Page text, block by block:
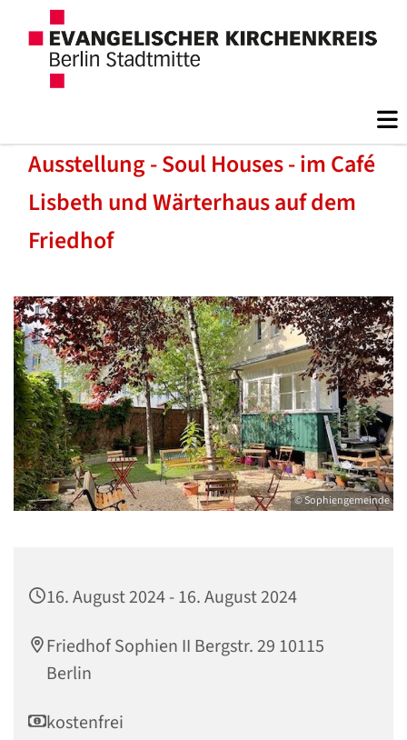
Ausstellung - Soul Houses - im Café
Lisbeth und Wärterhaus auf dem
Friedhof
© Sophiengemeinde
16. August 2024 - 16. August 2024
Friedhof Sophien II Bergstr. 29 10115
Berlin
kostenfrei